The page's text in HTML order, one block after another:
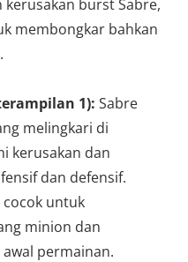
burst Sabre,
membongkar bahkan
1): Sabre
melingkari di
kerusakan dan
dan defensif.
untuk
minion dan
permainan.